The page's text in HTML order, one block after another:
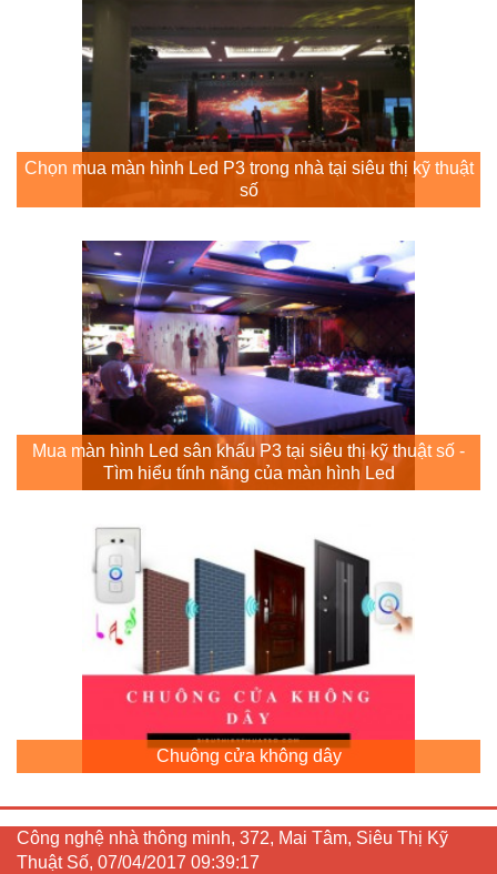
Chọn mua màn hình Led P3 trong nhà tại siêu thị kỹ thuật
số
Mua màn hình Led sân khấu P3 tại siêu thị kỹ thuật số -
Tìm hiểu tính năng của màn hình Led
Chuông cửa không dây
Công nghệ nhà thông minh, 372, Mai Tâm, Siêu Thị Kỹ
Thuật Số, 07/04/2017 09:39:17